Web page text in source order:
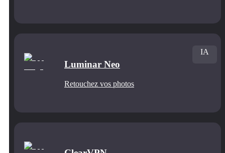
Luminar Neo
Retouchez vos photos
IA